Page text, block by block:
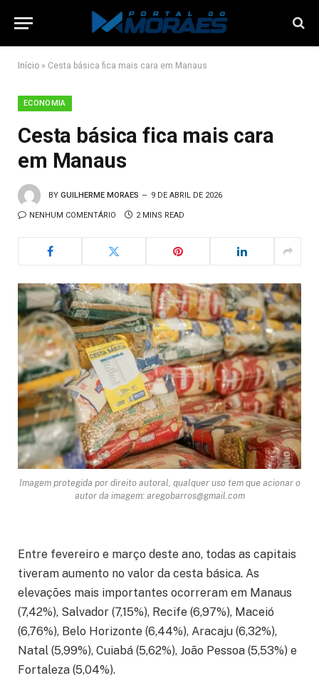
Início » Cesta básica fica mais cara em Manaus
ECONOMIA
Cesta básica fica mais cara
em Manaus
BY GUILHERME MORAES 9 DE ABRIL DE 2026
NENHUM COMENTÁRIO 2 MINS READ
Imagem protegida por direito autoral, qualquer uso tem que acionar o
autor da imagem: aregobarros@gmail.com
Entre fevereiro e março deste ano, todas as capitais
tiveram aumento no valor da cesta básica. As
elevações mais importantes ocorreram em Manaus
(7,42%), Salvador (7,15%), Recife (6,97%), Maceió
(6,76%), Belo Horizonte (6,44%), Aracaju (6,32%),
Natal (5,99%), Cuiabá (5,62%), João Pessoa (5,53%) e
Fortaleza (5,04%).